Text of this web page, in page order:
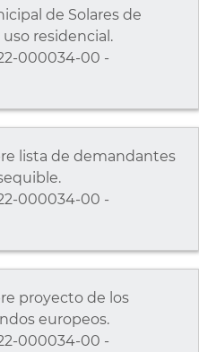
de Solares de
residencial.
000034-00 -
lista de demandantes
000034-00 -
proyecto de los
europeos.
000034-00 -